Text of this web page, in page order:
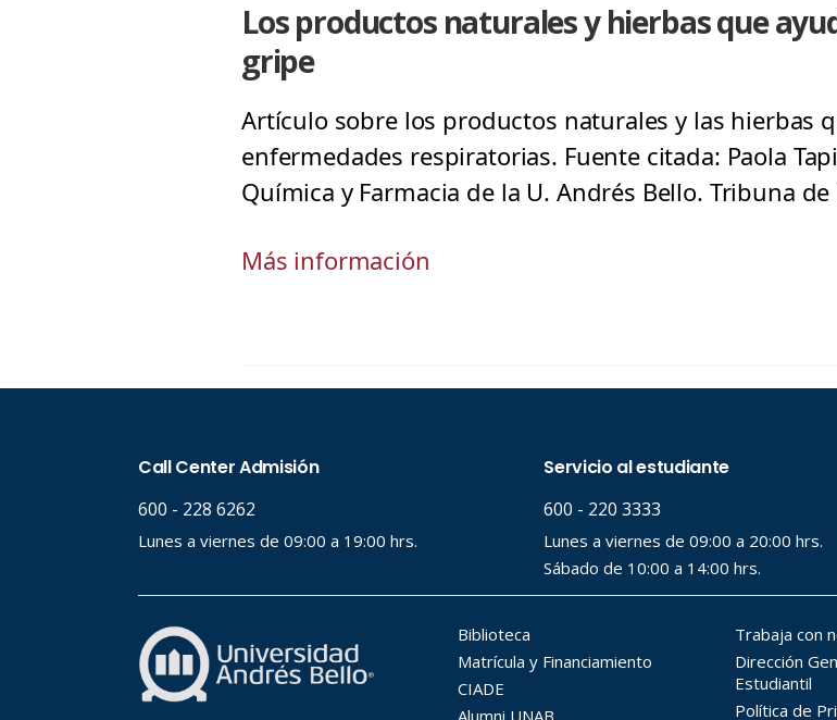
Los productos naturales y hierbas que
gripe
Artículo sobre los productos naturales y las hierbas
enfermedades respiratorias. Fuente citada: Paola
Química y Farmacia de la U. Andrés Bello. Tribuna
Más información